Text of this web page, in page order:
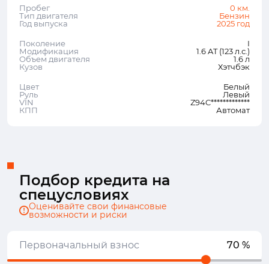
Пробег
0 км.
Тип двигателя
Бензин
Год выпуска
2025 год
Поколение
I
Модификация
1.6 AT (123 л.с.)
Объем двигателя
1.6 л
Кузов
Хэтчбэк
Цвет
Белый
Руль
Левый
VIN
Z94C*************
КПП
Автомат
Подбор кредита на
спецусловиях
Оценивайте свои финансовые
возможности и риски
Первоначальный взнос 70 %